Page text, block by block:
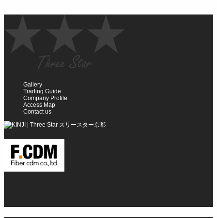
Gallery
Trading Guide
Company Profile
Access Map
Contact us